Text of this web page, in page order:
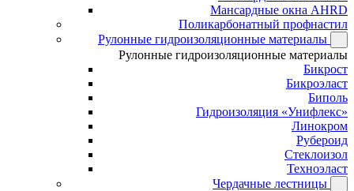
Мансардные окна AHRD
Поликарбонатный профнастил
Рулонные гидроизоляционные материалы
Рулонные гидроизоляционные материалы
Бикрост
Бикроэласт
Биполь
Гидроизоляция «Унифлекс»
Линокром
Рубероид
Стеклоизол
Техноэласт
Чердачные лестницы